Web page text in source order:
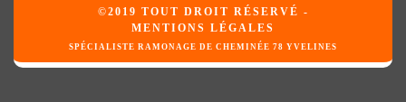
©2019 TOUT DROIT RÉSERVÉ -
MENTIONS LÉGALES
SPÉCIALISTE RAMONAGE DE CHEMINÉE 78 YVELINES